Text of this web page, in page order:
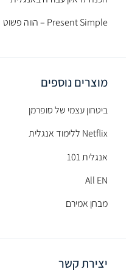
Present Simple – הווה פשוט
מוצרים נוספים
ביטחון עצמי של סופרמן
Netflix ללימוד אנגלית
אנגלית 101
All EN
מבחן אמירם
יצירת קשר